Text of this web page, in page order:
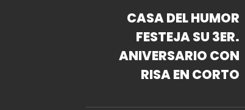
CASA DEL HUMOR
FESTEJA SU 3ER.
ANIVERSARIO CON
RISA EN CORTO